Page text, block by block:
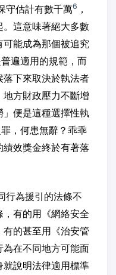
守估計有數千萬6 ，
這意味著絕大多數
能成為那個被追究
遍適用的規範，而
下來取決於執法者
方財政壓力不斷增
便是這種選擇性執
，何患無辭？乖乖
效獎金終於有著落
行為援引的法條不
有的用《網絡安全
的甚至用《治安管
在不同地方可能面
說明法律適用標準